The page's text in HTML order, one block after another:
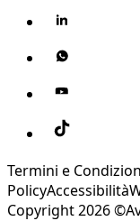
Termini e
PolicyAccessibilità
Copyright 2026